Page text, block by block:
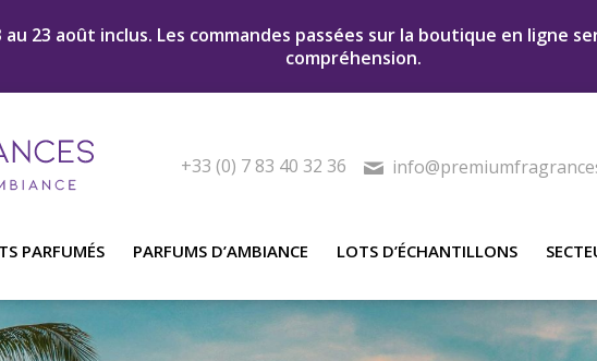
23 août inclus. Les commandes passées sur la boutique en ligne
compréhension.
+33 (0) 7 83 40 32 36
PARFUMÉS PARFUMS D’AMBIANCE LOTS D’ÉCHANTILLONS